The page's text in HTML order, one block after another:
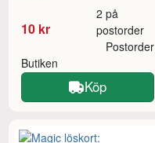
10 kr
2 på
postorder
Butiken
Postorder
Köp